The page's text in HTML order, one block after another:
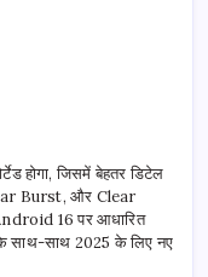
होगा, जिसमें बेहतर डिटेल
Burst, और Clear
16 पर आधारित
साथ-साथ 2025 के लिए नए